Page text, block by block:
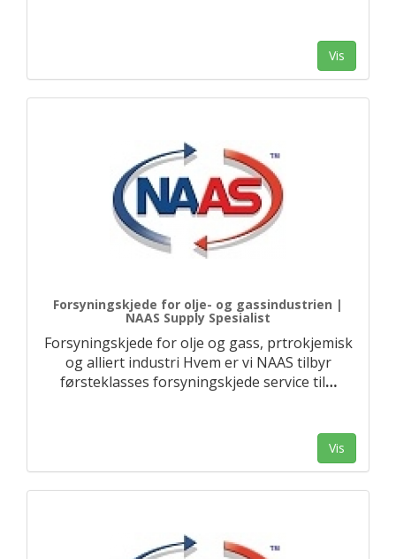
Vis
Forsyningskjede for olje- og gassindustrien |
NAAS Supply Spesialist
Forsyningskjede for olje og gass, prtrokjemisk
og alliert industri Hvem er vi NAAS tilbyr
førsteklasses forsyningskjede service til…
Vis